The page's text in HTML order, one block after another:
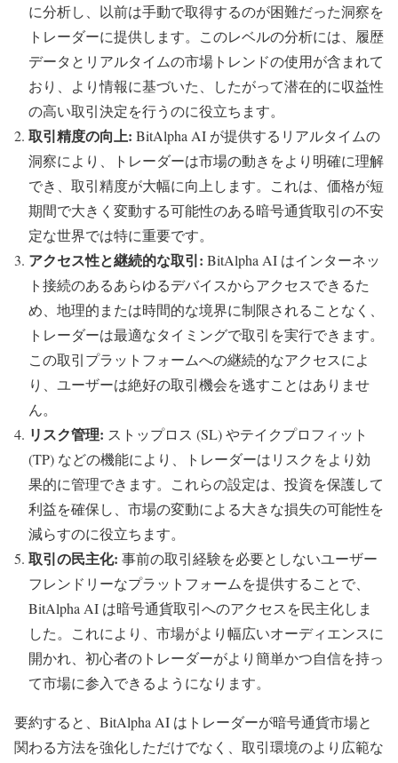
に分析し、以前は手動で取得するのが困難だった洞察を
トレーダーに提供します。このレベルの分析には、履歴
データとリアルタイムの市場トレンドの使用が含まれて
おり、より情報に基づいた、したがって潜在的に収益性
の高い取引決定を行うのに役立ちます。
取引精度の向上: BitAlpha AI が提供するリアルタイムの
洞察により、トレーダーは市場の動きをより明確に理解
でき、取引精度が大幅に向上します。これは、価格が短
期間で大きく変動する可能性のある暗号通貨取引の不安
定な世界では特に重要です。
アクセス性と継続的な取引: BitAlpha AI はインターネッ
ト接続のあるあらゆるデバイスからアクセスできるた
め、地理的または時間的な境界に制限されることなく、
トレーダーは最適なタイミングで取引を実行できます。
この取引プラットフォームへの継続的なアクセスによ
り、ユーザーは絶好の取引機会を逃すことはありませ
ん。
リスク管理: ストップロス (SL) やテイクプロフィット
(TP) などの機能により、トレーダーはリスクをより効
果的に管理できます。これらの設定は、投資を保護して
利益を確保し、市場の変動による大きな損失の可能性を
減らすのに役立ちます。
取引の民主化: 事前の取引経験を必要としないユーザー
フレンドリーなプラットフォームを提供することで、
BitAlpha AI は暗号通貨取引へのアクセスを民主化しま
した。これにより、市場がより幅広いオーディエンスに
開かれ、初心者のトレーダーがより簡単かつ自信を持っ
て市場に参入できるようになります。
要約すると、BitAlpha AI はトレーダーが暗号通貨市場と
関わる方法を強化しただけでなく、取引環境のより広範な